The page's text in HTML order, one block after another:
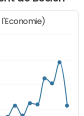
l'Economie)